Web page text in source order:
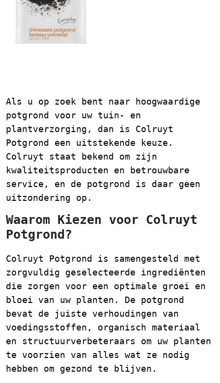
Als u op zoek bent naar hoogwaardige
potgrond voor uw tuin- en
plantverzorging, dan is Colruyt
Potgrond een uitstekende keuze.
Colruyt staat bekend om zijn
kwaliteitsproducten en betrouwbare
service, en de potgrond is daar geen
uitzondering op.
Waarom Kiezen voor Colruyt
Potgrond?
Colruyt Potgrond is samengesteld met
zorgvuldig geselecteerde ingrediënten
die zorgen voor een optimale groei en
bloei van uw planten. De potgrond
bevat de juiste verhoudingen van
voedingsstoffen, organisch materiaal
en structuurverbeteraars om uw planten
te voorzien van alles wat ze nodig
hebben om gezond te blijven.